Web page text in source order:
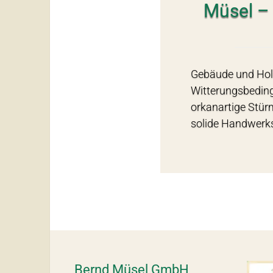
Müsel
Gebäude und
orkanartige
solide
Bernd Müsel GmbH